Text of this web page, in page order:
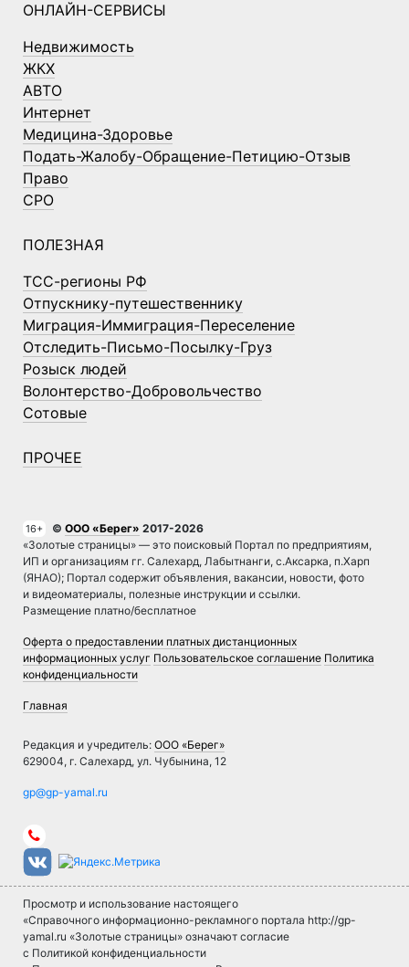
ОНЛАЙН-СЕРВИСЫ
Недвижимость
ЖКХ
АВТО
Интернет
Медицина-Здоровье
Подать-Жалобу-Обращение-Петицию-Отзыв
Право
СРО
ПОЛЕЗНАЯ
ТСС-регионы РФ
Отпускнику-путешественнику
Миграция-Иммиграция-Переселение
Отследить-Письмо-Посылку-Груз
Розыск людей
Волонтерство-Добровольчество
Сотовые
ПРОЧЕЕ
16+ © ООО «Берег» 2017-2026
«Золотые страницы» — это поисковый Портал по предприятиям,
ИП и организациям гг. Салехард, Лабытнанги, с.Аксарка, п.Харп
(ЯНАО); Портал содержит объявления, вакансии, новости, фото
и видеоматериалы, полезные инструкции и ссылки.
Размещение платно/бесплатное
Оферта о предоставлении платных дистанционных
информационных услуг Пользовательское соглашение Политика
конфиденциальности
Главная
Редакция и учредитель: ООО «Берег»
629004, г. Салехард, ул. Чубынина, 12
Просмотр и использование настоящего
«Справочного информационно-рекламного портала http://gp-
yamal.ru «Золотые страницы» означают согласие
с Политикой конфиденциальности